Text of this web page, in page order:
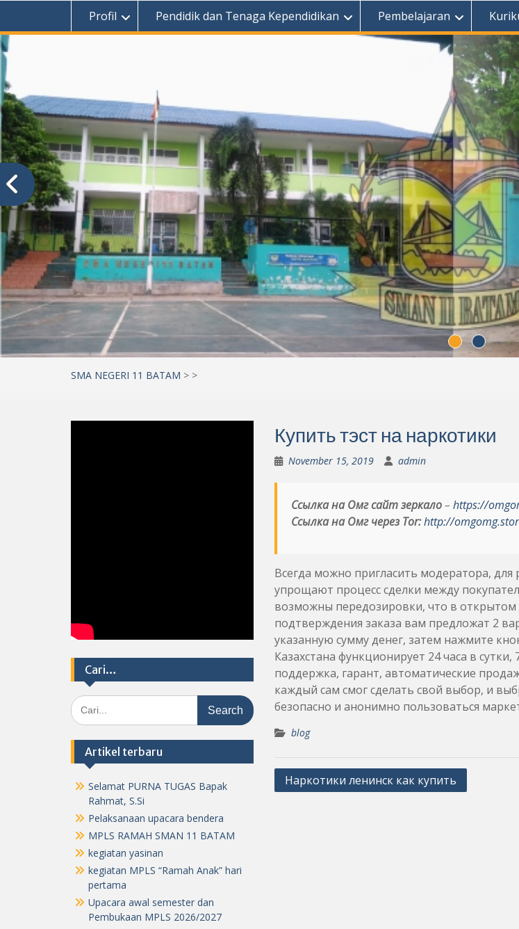
Profil Pendidik dan Tenaga Kependidikan Pembelajaran
SMA NEGERI 11 BATAM > >
Купить тэст на наркотики
November 15, 2019 admin
Ссылка на Омг сайт зеркало– https://
Ссылка на Омг через Tor: http://
Всегда можно пригласить модератора,
упрощают процесс сделки между
возможны передозировки, что в открытом
подтверждения заказа вам предложат 2
указанную сумму денег, затем нажмите
Казахстана функционирует 24 часа в
поддержка, гарант, автоматические
каждый сам смог сделать свой выбор, и
безопасно и анонимно пользоваться
blog
Post
Наркотики ленинск как купить
Cari…
Search
for:
Artikel terbaru
Selamat PURNA TUGAS Bapak
Rahmat, S.Si
Pelaksanaan upacara bendera
MPLS RAMAH SMAN 11 BATAM
kegiatan yasinan
kegiatan MPLS “Ramah Anak” hari
pertama
Upacara awal semester dan
Pembukaan MPLS 2026/2027